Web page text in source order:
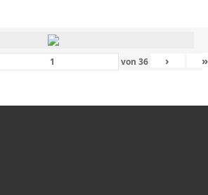
von 36 › »